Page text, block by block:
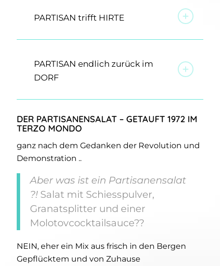
PARTISAN trifft HIRTE
PARTISAN endlich zurück im
DORF
DER PARTISANENSALAT – GETAUFT 1972 IM
TERZO MONDO
ganz nach dem Gedanken der Revolution und
Demonstration ..
Aber was ist ein Partisanensalat
?! Salat mit Schiesspulver,
Granatsplitter und einer
Molotovcocktailsauce??
NEIN, eher ein Mix aus frisch in den Bergen
Gepflücktem und von Zuhause